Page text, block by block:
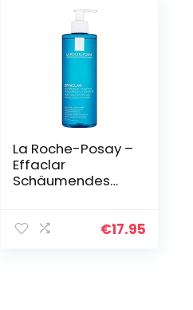
La Roche-Posay –
Effaclar
Schäumendes
Gesichtsreinigung
€17.95